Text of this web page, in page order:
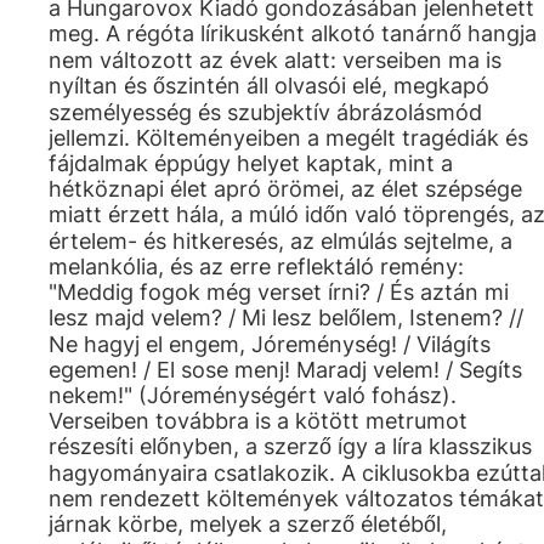
a Hungarovox Kiadó gondozásában jelenhetett
meg. A régóta lírikusként alkotó tanárnő hangja
nem változott az évek alatt: verseiben ma is
nyíltan és őszintén áll olvasói elé, megkapó
személyesség és szubjektív ábrázolásmód
jellemzi. Költeményeiben a megélt tragédiák és
fájdalmak éppúgy helyet kaptak, mint a
hétköznapi élet apró örömei, az élet szépsége
miatt érzett hála, a múló időn való töprengés, az
értelem- és hitkeresés, az elmúlás sejtelme, a
melankólia, és az erre reflektáló remény:
"Meddig fogok még verset írni? / És aztán mi
lesz majd velem? / Mi lesz belőlem, Istenem? //
Ne hagyj el engem, Jóreménység! / Világíts
egemen! / El sose menj! Maradj velem! / Segíts
nekem!" (Jóreménységért való fohász).
Verseiben továbbra is a kötött metrumot
részesíti előnyben, a szerző így a líra klasszikus
hagyományaira csatlakozik. A ciklusokba ezúttal
nem rendezett költemények változatos témákat
járnak körbe, melyek a szerző életéből,